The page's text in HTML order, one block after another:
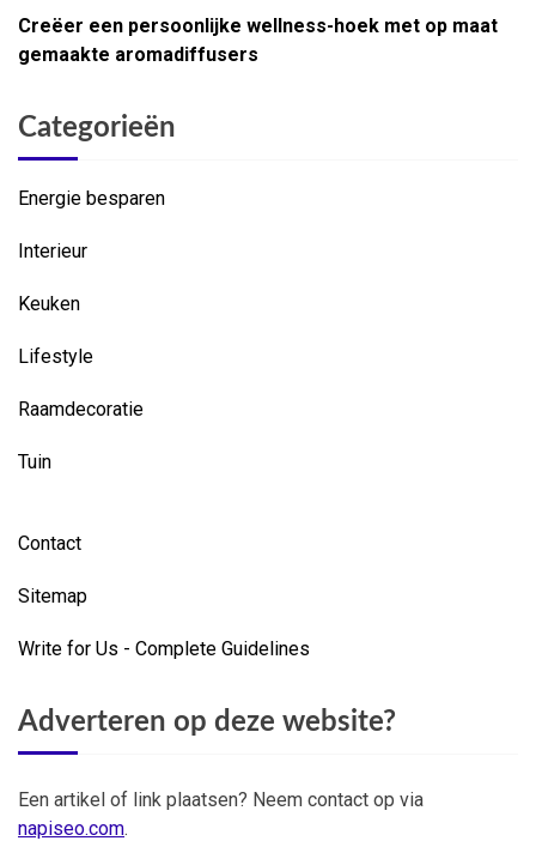
Creëer een persoonlijke wellness-hoek met op maat
gemaakte aromadiffusers
Categorieën
Energie besparen
Interieur
Keuken
Lifestyle
Raamdecoratie
Tuin
Contact
Sitemap
Write for Us - Complete Guidelines
Adverteren op deze website?
Een artikel of link plaatsen? Neem contact op via
napiseo.com.